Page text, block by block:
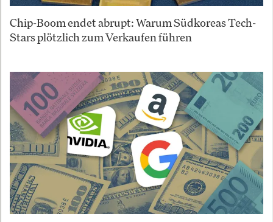
Chip-Boom endet abrupt: Warum Südkoreas Tech-
Stars plötzlich zum Verkaufen führen